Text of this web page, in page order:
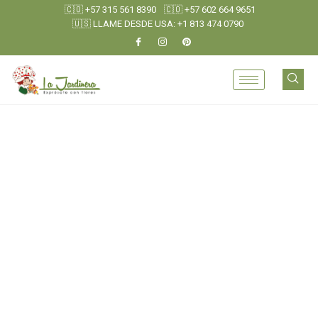
🇨🇴 +57 315 561 8390
🇨🇴 +57 602 664 9651
🇺🇸 LLAME DESDE USA: +1 813 474 0790